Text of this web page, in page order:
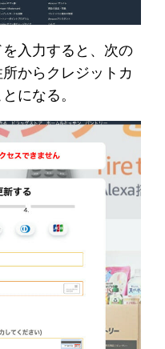
入力すると、次の
からクレジットカ
になる。